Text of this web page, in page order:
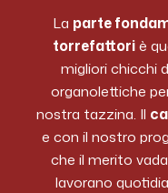
La parte
torrefattoriè
migliori chicchi
organolettiche
nostra tazzina. Il
e con il nostro
che il merito
lavorano